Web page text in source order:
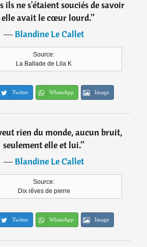
ils ne s'étaient souciés de savoir
elle avait le cœur lourd.”
―Blandine Le Callet
Source:
La Ballade de Lila K
Twitter WhatsApp Image
rien du monde, aucun bruit,
seulement elle et lui.”
―Blandine Le Callet
Source:
Dix rêves de pierre
Twitter WhatsApp Image